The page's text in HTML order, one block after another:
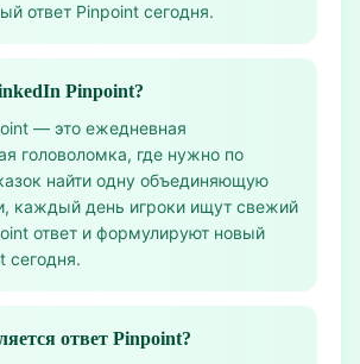
ответ Pinpoint сегодня.
Pinpoint?
— это ежедневная
головоломка, где нужно по
найти одну объединяющую
каждый день игроки ищут свежий
ответ и формулируют новый
сегодня.
ответ Pinpoint?